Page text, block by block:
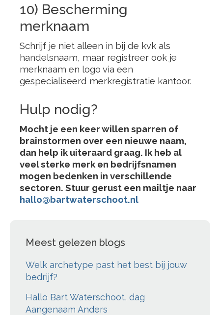
10) Bescherming
merknaam
Schrijf je niet alleen in bij de kvk als
handelsnaam, maar registreer ook je
merknaam en logo via een
gespecialiseerd merkregistratie kantoor.
Hulp nodig?
Mocht je een keer willen sparren of
brainstormen over een nieuwe naam,
dan help ik uiteraard graag. Ik heb al
veel sterke merk en bedrijfsnamen
mogen bedenken in verschillende
sectoren. Stuur gerust een mailtje naar
hallo@bartwaterschoot.nl
Meest gelezen blogs
Welk archetype past het best bij jouw
bedrijf?
Hallo Bart Waterschoot, dag
Aangenaam Anders